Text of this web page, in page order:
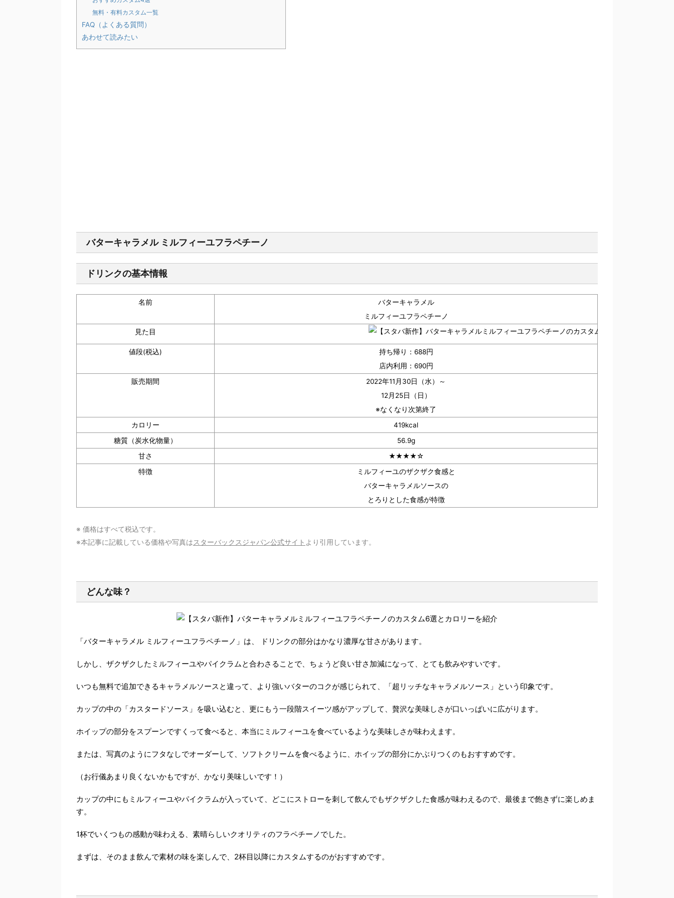
無料・有料カスタム一覧
FAQ（よくある質問）
あわせて読みたい
バターキャラメル ミルフィーユフラペチーノ
ドリンクの基本情報
名前
バターキャラメル
ミルフィーユフラペチーノ
見た目
値段(税込)
持ち帰り：688円
店内利用：690円
販売期間
2022年11月30日（水）～
12月25日（日）
※なくなり次第終了
カロリー
419kcal
糖質（炭水化物量）
56.9g
甘さ
★★★★☆
特徴
ミルフィーユのザクザク食感と
バターキャラメルソースの
とろりとした食感が特徴
※ 価格はすべて税込です。
※本記事に記載している価格や写真はスターバックスジャパン公式サイト より引用しています。
どんな味？
「バターキャラメル ミルフィーユフラペチーノ」は、 ドリンクの部分はかなり濃厚な甘さ があります。
しかし、ザクザクしたミルフィーユやパイクラムと合わさることで、ちょうど良い甘さ加減になって、とても飲みやすいです。
いつも無料で追加できるキャラメルソースと違って、より強いバターのコクが感じられて、「超リッチなキャラメルソース 」という印象です。
カップの中の「カスタードソース」を吸い込むと、更にもう一段階スイーツ感がアップして、贅沢な美味しさが口いっぱいに広がります。
ホイップの部分をスプーンですくって食べると、本当にミルフィーユを食べているような美味しさが味わえます。
または、写真のようにフタなしでオーダーして、ソフトクリームを食べるように、ホイップの部分にかぶりつくのもおすすめです。
（お行儀あまり良くないかもですが、かなり美味しいです！）
カップの中にもミルフィーユやパイクラムが入っていて、どこにストローを刺して飲んでもザクザクした食感が味わえるので、最後まで飽きずに楽しめま
す。
1杯でいくつもの感動が味わえる、素晴らしいクオリティのフラペチーノでした。
まずは、そのまま飲んで素材の味を楽しんで、2杯目以降にカスタムするのがおすすめです。